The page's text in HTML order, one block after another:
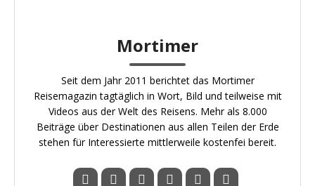
Mortimer
Seit dem Jahr 2011 berichtet das Mortimer
Reisemagazin tagtäglich in Wort, Bild und teilweise mit
Videos aus der Welt des Reisens. Mehr als 8.000
Beiträge über Destinationen aus allen Teilen der Erde
stehen für Interessierte mittlerweile kostenfei bereit.